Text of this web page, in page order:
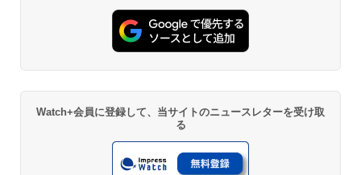
Watch+会員に登録して、当サイトのニュースレターを受け取
る